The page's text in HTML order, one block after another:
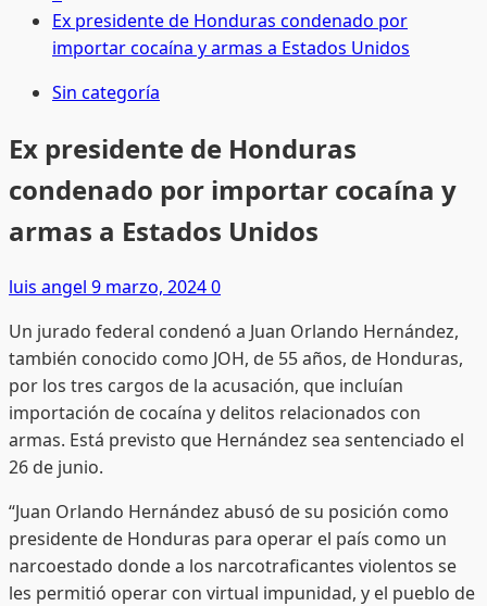
Ex presidente de Honduras condenado por
importar cocaína y armas a Estados Unidos
Sin categoría
Ex presidente de Honduras
condenado por importar cocaína y
armas a Estados Unidos
luis angel 9 marzo, 20240
Un jurado federal condenó a Juan Orlando Hernández,
también conocido como JOH, de 55 años, de Honduras,
por los tres cargos de la acusación, que incluían
importación de cocaína y delitos relacionados con
armas. Está previsto que Hernández sea sentenciado el
26 de junio.
“Juan Orlando Hernández abusó de su posición como
presidente de Honduras para operar el país como un
narcoestado donde a los narcotraficantes violentos se
les permitió operar con virtual impunidad, y el pueblo de